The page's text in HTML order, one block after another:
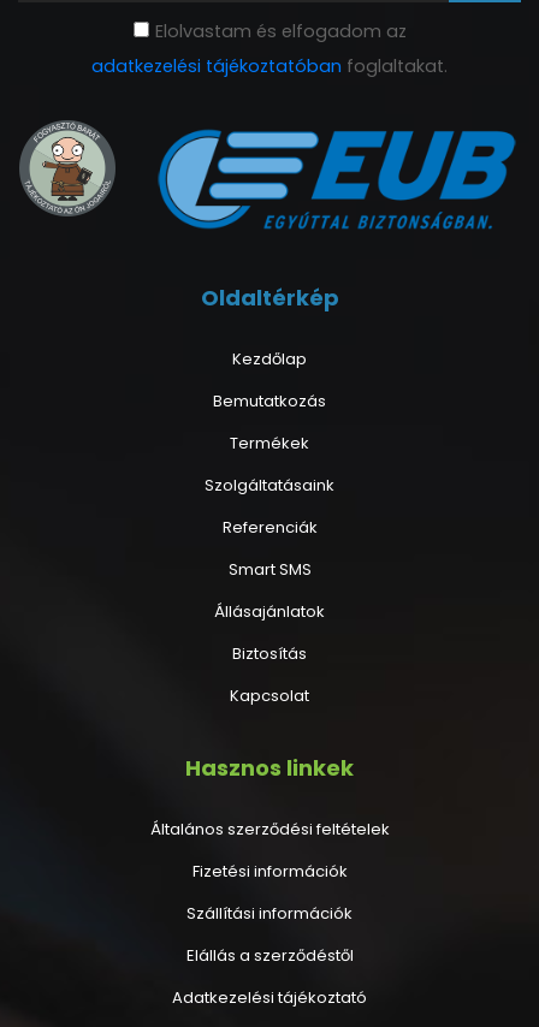
Elolvastam és elfogadom az
adatkezelési tájékoztatóban foglaltakat.
Oldaltérkép
Kezdőlap
Bemutatkozás
Termékek
Szolgáltatásaink
Referenciák
Smart SMS
Állásajánlatok
Biztosítás
Kapcsolat
Hasznos linkek
Általános szerződési feltételek
Fizetési információk
Szállítási információk
Elállás a szerződéstől
Adatkezelési tájékoztató